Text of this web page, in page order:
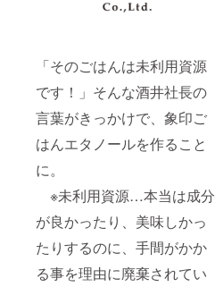
「そのごはんは未利用資源
です！」そんな酒井社長の
言葉がきっかけで、象印ご
はんエタノールを作ること
に。
※未利用資源…本当は成分
が良かったり、美味しかっ
たりするのに、手間がかか
る事を理由に廃棄されてい